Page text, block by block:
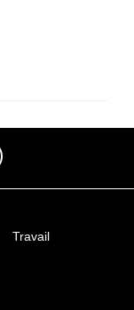
Travail